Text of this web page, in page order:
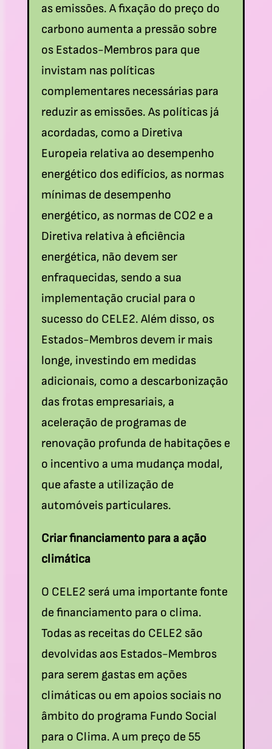
as emissões. A fixação do preço do
carbono aumenta a pressão sobre
os Estados-Membros para que
invistam nas políticas
complementares necessárias para
reduzir as emissões. As políticas já
acordadas, como a Diretiva
Europeia relativa ao desempenho
energético dos edifícios, as normas
mínimas de desempenho
energético, as normas de CO2 e a
Diretiva relativa à eficiência
energética, não devem ser
enfraquecidas, sendo a sua
implementação crucial para o
sucesso do CELE2. Além disso, os
Estados-Membros devem ir mais
longe, investindo em medidas
adicionais, como a descarbonização
das frotas empresariais, a
aceleração de programas de
renovação profunda de habitações e
o incentivo a uma mudança modal,
que afaste a utilização de
automóveis particulares.
Criar financiamento para a ação
climática
O CELE2 será uma importante fonte
de financiamento para o clima.
Todas as receitas do CELE2 são
devolvidas aos Estados-Membros
para serem gastas em ações
climáticas ou em apoios sociais no
âmbito do programa Fundo Social
para o Clima. A um preço de 55